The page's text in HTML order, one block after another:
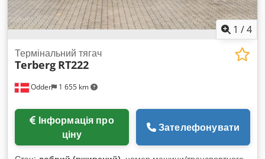
1 /4
Odder 1 655 km
Термінальний тягач
Terberg RT222
ціну
Зателефонувати